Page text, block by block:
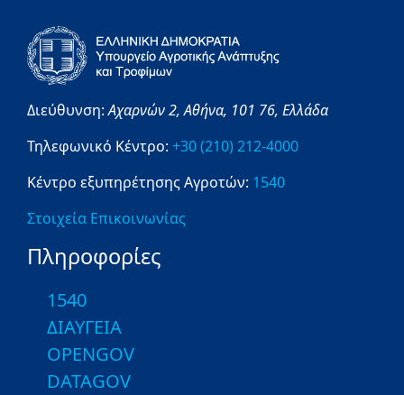
Διεύθυνση:Αχαρνών 2,Αθήνα, 101 76, Ελλάδα
Τηλεφωνικό Κέντρο: +30 (210) 212-4000
Κέντρο εξυπηρέτησης Αγροτών: 1540
Στοιχεία Επικοινωνίας
Πληροφορίες
1540
ΔΙΑΥΓΕΙΑ
OPENGOV
DATAGOV